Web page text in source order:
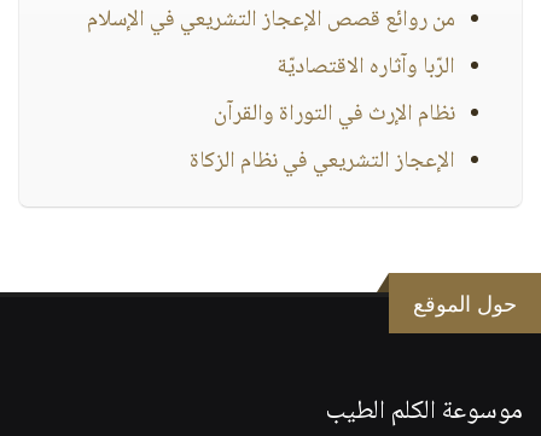
من روائع قصص الإعجاز التشريعي في الإسلام
الرّبا وآثاره الاقتصاديّة
نظام الإرث في التوراة والقرآن
الإعجاز التشريعي في نظام الزكاة
حول الموقع
موسوعة الكلم الطيب